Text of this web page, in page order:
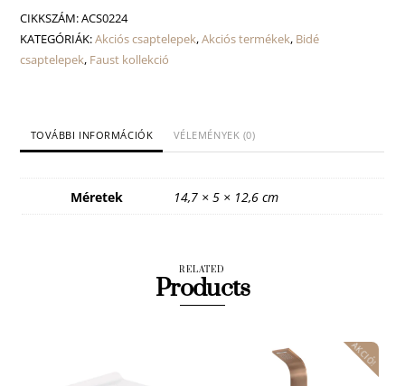
mennyiség
CIKKSZÁM:ACS0224
KATEGÓRIÁK:Akciós csaptelepek,Akciós termékek, Bidé
csaptelepek, Faust kollekció
TOVÁBBI INFORMÁCIÓK VÉLEMÉNYEK (0)
Méretek 14,7 × 5 × 12,6 cm
RELATED
Products
AKCIÓ!